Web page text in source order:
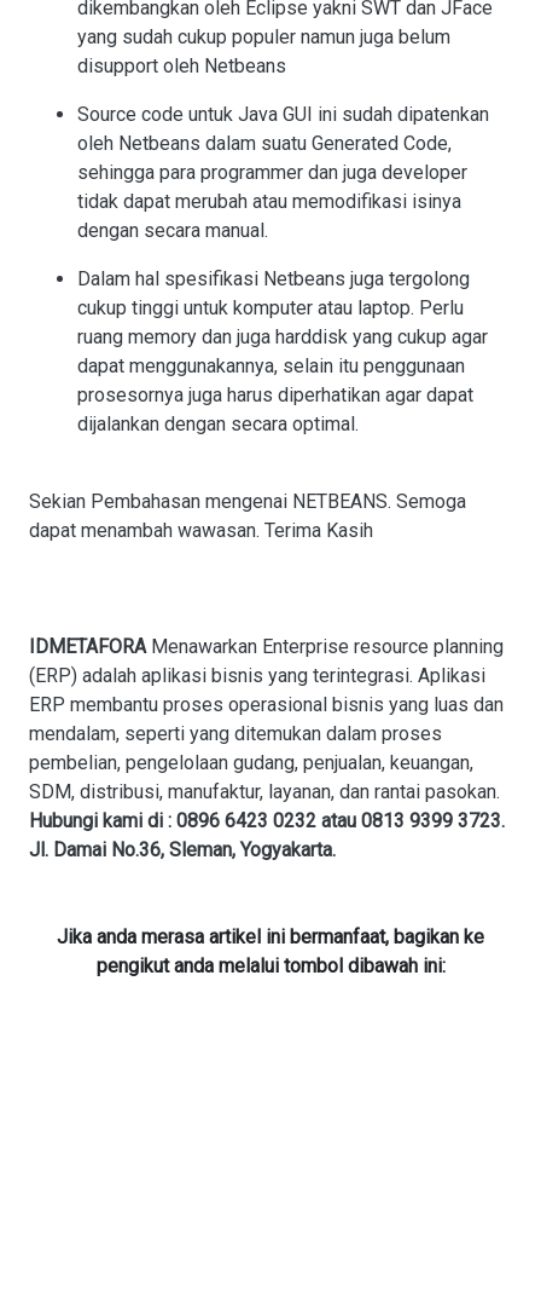
dikembangkan oleh Eclipse yakni SWT dan JFace
yang sudah cukup populer namun juga belum
disupport oleh Netbeans
Source code untuk Java GUI ini sudah dipatenkan
oleh Netbeans dalam suatu Generated Code,
sehingga para programmer dan juga developer
tidak dapat merubah atau memodifikasi isinya
dengan secara manual.
Dalam hal spesifikasi Netbeans juga tergolong
cukup tinggi untuk komputer atau laptop. Perlu
ruang memory dan juga harddisk yang cukup agar
dapat menggunakannya, selain itu penggunaan
prosesornya juga harus diperhatikan agar dapat
dijalankan dengan secara optimal.
Sekian Pembahasan mengenai NETBEANS. Semoga
dapat menambah wawasan. Terima Kasih
IDMETAFORA Menawarkan Enterprise resource planning
(ERP) adalah aplikasi bisnis yang terintegrasi. Aplikasi
ERP membantu proses operasional bisnis yang luas dan
mendalam, seperti yang ditemukan dalam proses
pembelian, pengelolaan gudang, penjualan, keuangan,
SDM, distribusi, manufaktur, layanan, dan rantai pasokan.
Hubungi kami di : 0896 6423 0232 atau 0813 9399 3723.
Jl. Damai No.36, Sleman, Yogyakarta.
Jika anda merasa artikel ini bermanfaat, bagikan ke
pengikut anda melalui tombol dibawah ini: